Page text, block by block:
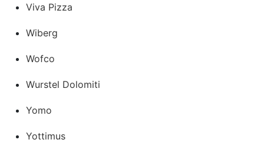
Viva Pizza
Wiberg
Wofco
Wurstel Dolomiti
Yomo
Yottimus